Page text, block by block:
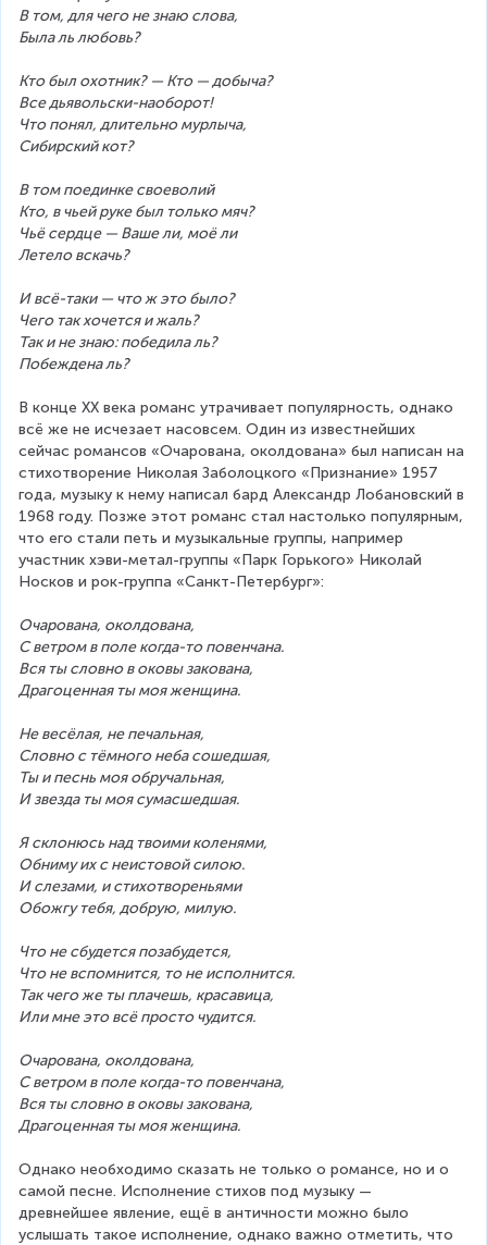
В том, для чего не знаю слова,
Была ль любовь?
Кто был охотник? — Кто — добыча?
Все дьявольски-наоборот!
Что понял, длительно мурлыча,
Сибирский кот?
В том поединке своеволий
Кто, в чьей руке был только мяч?
Чьё сердце — Ваше ли, моё ли
Летело вскачь?
И всё-таки — что ж это было?
Чего так хочется и жаль?
Так и не знаю: победила ль?
Побеждена ль?
В конце XX века романс утрачивает популярность, однако
всё же не исчезает насовсем. Один из известнейших
сейчас романсов «Очарована, околдована» был написан на
стихотворение Николая Заболоцкого «Признание» 1957
года, музыку к нему написал бард Александр Лобановский в
1968 году. Позже этот романс стал настолько популярным,
что его стали петь и музыкальные группы, например
участник хэви-метал-группы «Парк Горького» Николай
Носков и рок-группа «Санкт-Петербург»:
Очарована, околдована,
С ветром в поле когда-то повенчана.
Вся ты словно в оковы закована,
Драгоценная ты моя женщина.
Не весёлая, не печальная,
Словно с тёмного неба сошедшая,
Ты и песнь моя обручальная,
И звезда ты моя сумасшедшая.
Я склонюсь над твоими коленями,
Обниму их с неистовой силою.
И слезами, и стихотвореньями
Обожгу тебя, добрую, милую.
Что не сбудется позабудется,
Что не вспомнится, то не исполнится.
Так чего же ты плачешь, красавица,
Или мне это всё просто чудится.
Очарована, околдована,
С ветром в поле когда-то повенчана,
Вся ты словно в оковы закована,
Драгоценная ты моя женщина.
Однако необходимо сказать не только о романсе, но и о
самой песне. Исполнение стихов под музыку —
древнейшее явление, ещё в античности можно было
услышать такое исполнение, однако важно отметить, что